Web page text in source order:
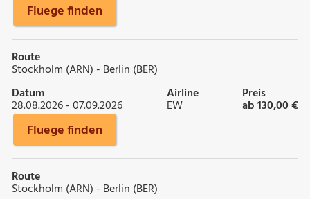
Fluege finden
Route
Stockholm (ARN) - Berlin (BER)
Datum
28.08.2026 - 07.09.2026
Airline
EW
Preis
ab 130,00 €
Fluege finden
Route
Stockholm (ARN) - Berlin (BER)